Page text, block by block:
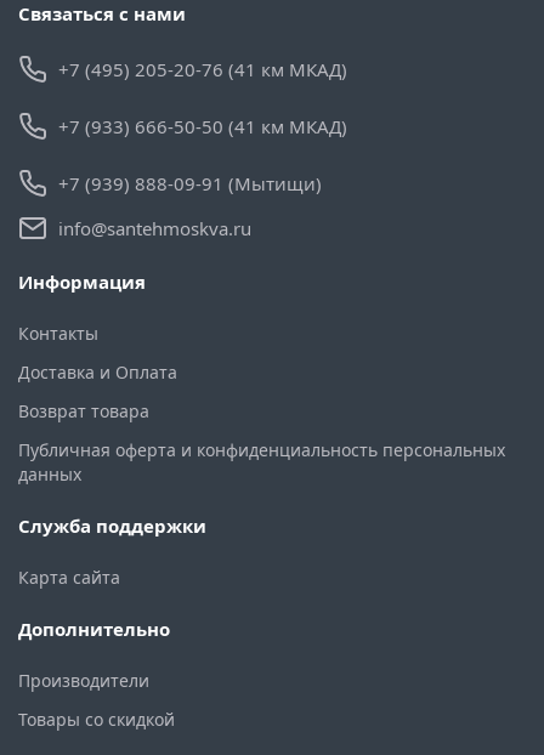
Связаться с нами
+7 (495) 205-20-76 (41 км МКАД)
+7 (933) 666-50-50 (41 км МКАД)
+7 (939) 888-09-91 (Мытищи)
info@santehmoskva.ru
Информация
Контакты
Доставка и Оплата
Возврат товара
Публичная оферта и конфиденциальность персональных
данных
Служба поддержки
Карта сайта
Дополнительно
Производители
Товары со скидкой